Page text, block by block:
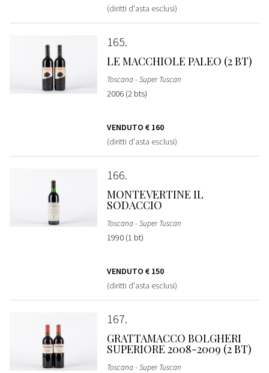
(diritti d'asta esclusi)
165
LE MACCHIOLE PALEO (2 BT)
Toscana - Super Tuscan
2006 (2 bts)
VENDUTO € 160
(diritti d'asta esclusi)
166
MONTEVERTINE IL
SODACCIO
Toscana - Super Tuscan
1990 (1 bt)
VENDUTO € 150
(diritti d'asta esclusi)
167
GRATTAMACCO BOLGHERI
SUPERIORE 2008-2009 (2 BT)
Toscana - Super Tuscan